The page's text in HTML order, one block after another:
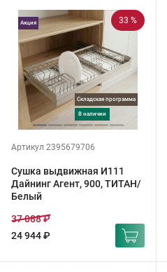
33 %
Складская программа
в наличии
Акция
Артикул 2395679706
Сушка выдвижная И111
Дайнинг Агент, 900, ТИТАН/
Белый
24 944 ₽
37 088 ₽